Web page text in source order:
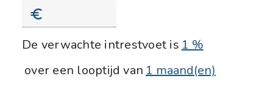
Verwacht Eindbedrag
De verwachte intrestvoet is 1 %
over een looptijd van 1 maand(en)